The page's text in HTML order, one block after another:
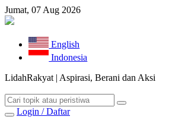
Jumat, 07 Aug 2026
English
Indonesia
LidahRakyat | Aspirasi, Berani dan Aksi
Login / Daftar